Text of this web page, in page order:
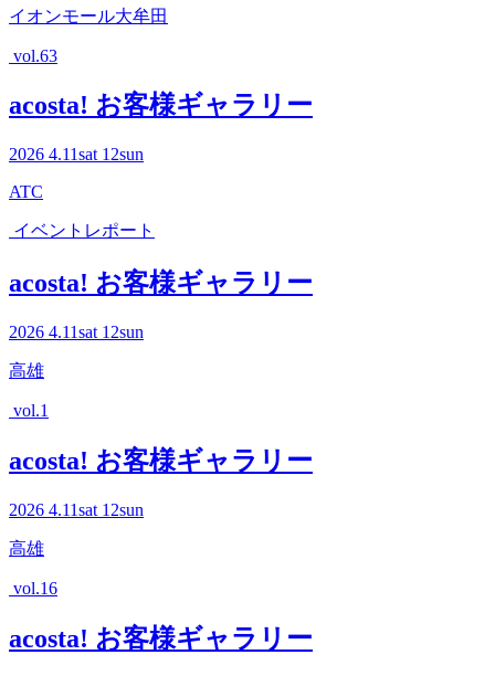
イオンモール大牟田
vol.63
acosta! お客様ギャラリー
2026 4.11sat 12sun
ATC
イベントレポート
acosta! お客様ギャラリー
2026 4.11sat 12sun
高雄
vol.1
acosta! お客様ギャラリー
2026 4.11sat 12sun
高雄
vol.16
acosta! お客様ギャラリー